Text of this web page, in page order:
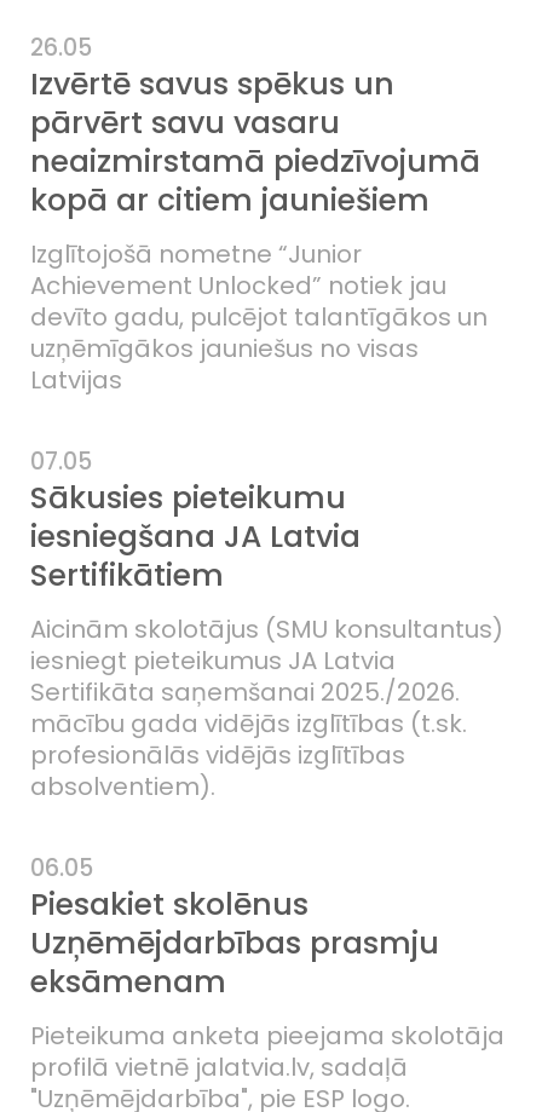
26.05
Izvērtē savus spēkus un
pārvērt savu vasaru
neaizmirstamā piedzīvojumā
kopā ar citiem jauniešiem
Izglītojošā nometne “Junior
Achievement Unlocked” notiek jau
devīto gadu, pulcējot talantīgākos un
uzņēmīgākos jauniešus no visas
Latvijas
07.05
Sākusies pieteikumu
iesniegšana JA Latvia
Sertifikātiem
Aicinām skolotājus (SMU konsultantus)
iesniegt pieteikumus JA Latvia
Sertifikāta saņemšanai 2025./2026.
mācību gada vidējās izglītības (t.sk.
profesionālās vidējās izglītības
absolventiem).
06.05
Piesakiet skolēnus
Uzņēmējdarbības prasmju
eksāmenam
Pieteikuma anketa pieejama skolotāja
profilā vietnē jalatvia.lv, sadaļā
"Uzņēmējdarbība", pie ESP logo.